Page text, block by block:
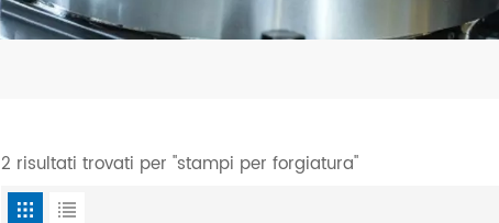
2 risultati trovati per "stampi per forgiatura"